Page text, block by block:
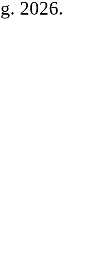
2026.